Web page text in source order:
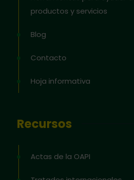
productos y servicios
Blog
Contacto
Hoja informativa
Recursos
Actas de la OAPI